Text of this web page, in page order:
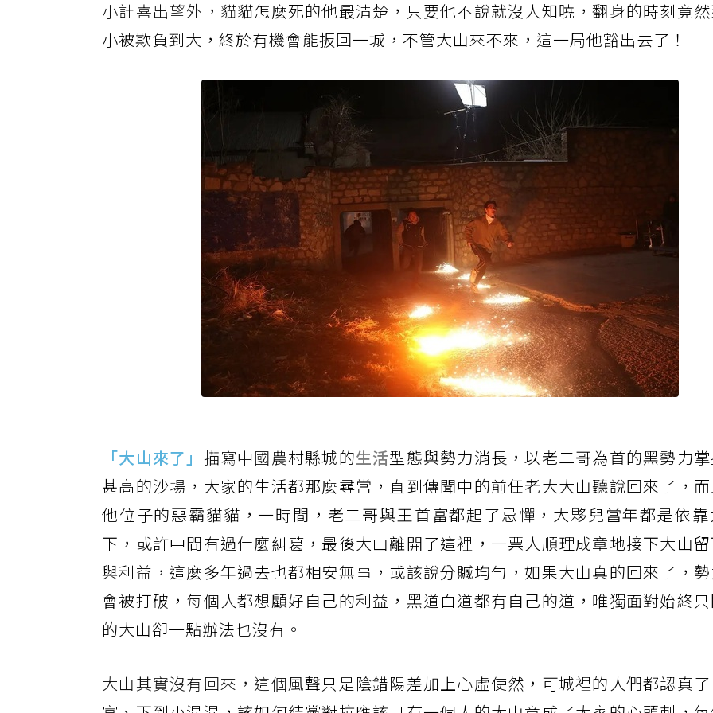
小計喜出望外，貓貓怎麼死的他最清楚，只要他不說就沒人知曉，翻身的時刻竟
小被欺負到大，終於有機會能扳回一城，不管大山來不來，這一局他豁出去了！
「大山來了」 描寫中國農村縣城的生活型態與勢力消長，以老二哥為首的黑勢力
甚高的沙場，大家的生活都那麼尋常，直到傳聞中的前任老大大山聽說回來了，
他位子的惡霸貓貓，一時間，老二哥與王首富都起了忌憚，大夥兒當年都是依
下，或許中間有過什麼糾葛，最後大山離開了這裡，一票人順理成章地接下大山
與利益，這麼多年過去也都相安無事，或該說分贓均勻，如果大山真的回來了，
會被打破，每個人都想顧好自己的利益，黑道白道都有自己的道，唯獨面對始終
的大山卻一點辦法也沒有。
大山其實沒有回來，這個風聲只是陰錯陽差加上心虛使然，可城裡的人們都認真